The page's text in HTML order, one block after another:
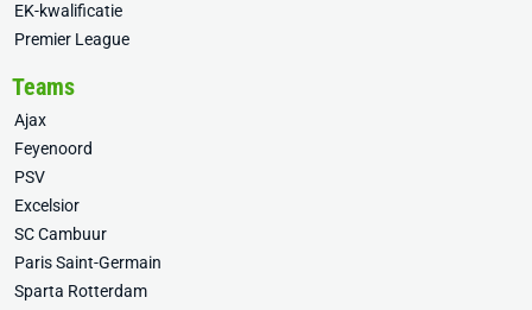
EK-kwalificatie
Premier League
Teams
Ajax
Feyenoord
PSV
Excelsior
SC Cambuur
Paris Saint-Germain
Sparta Rotterdam